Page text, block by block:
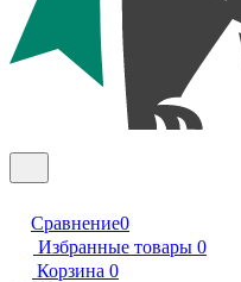
Сравнение0
Избранные товары 0
Корзина 0